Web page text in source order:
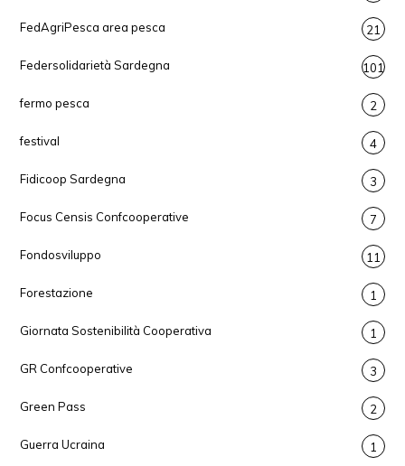
FedAgriPesca area pesca 21
Federsolidarietà Sardegna 101
fermo pesca 2
festival 4
Fidicoop Sardegna 3
Focus Censis Confcooperative 7
Fondosviluppo 11
Forestazione 1
Giornata Sostenibilità Cooperativa 1
GR Confcooperative 3
Green Pass 2
Guerra Ucraina 1